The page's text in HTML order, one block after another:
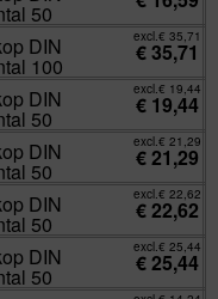
50
DIN
100
excl.€ 35,71
€35,71
DIN
50
excl.€ 19,44
€ 19,44
DIN
50
excl.€ 21,29
€21,29
DIN
50
excl.€ 22,62
€22,62
DIN
50
excl.€ 25,44
€25,44